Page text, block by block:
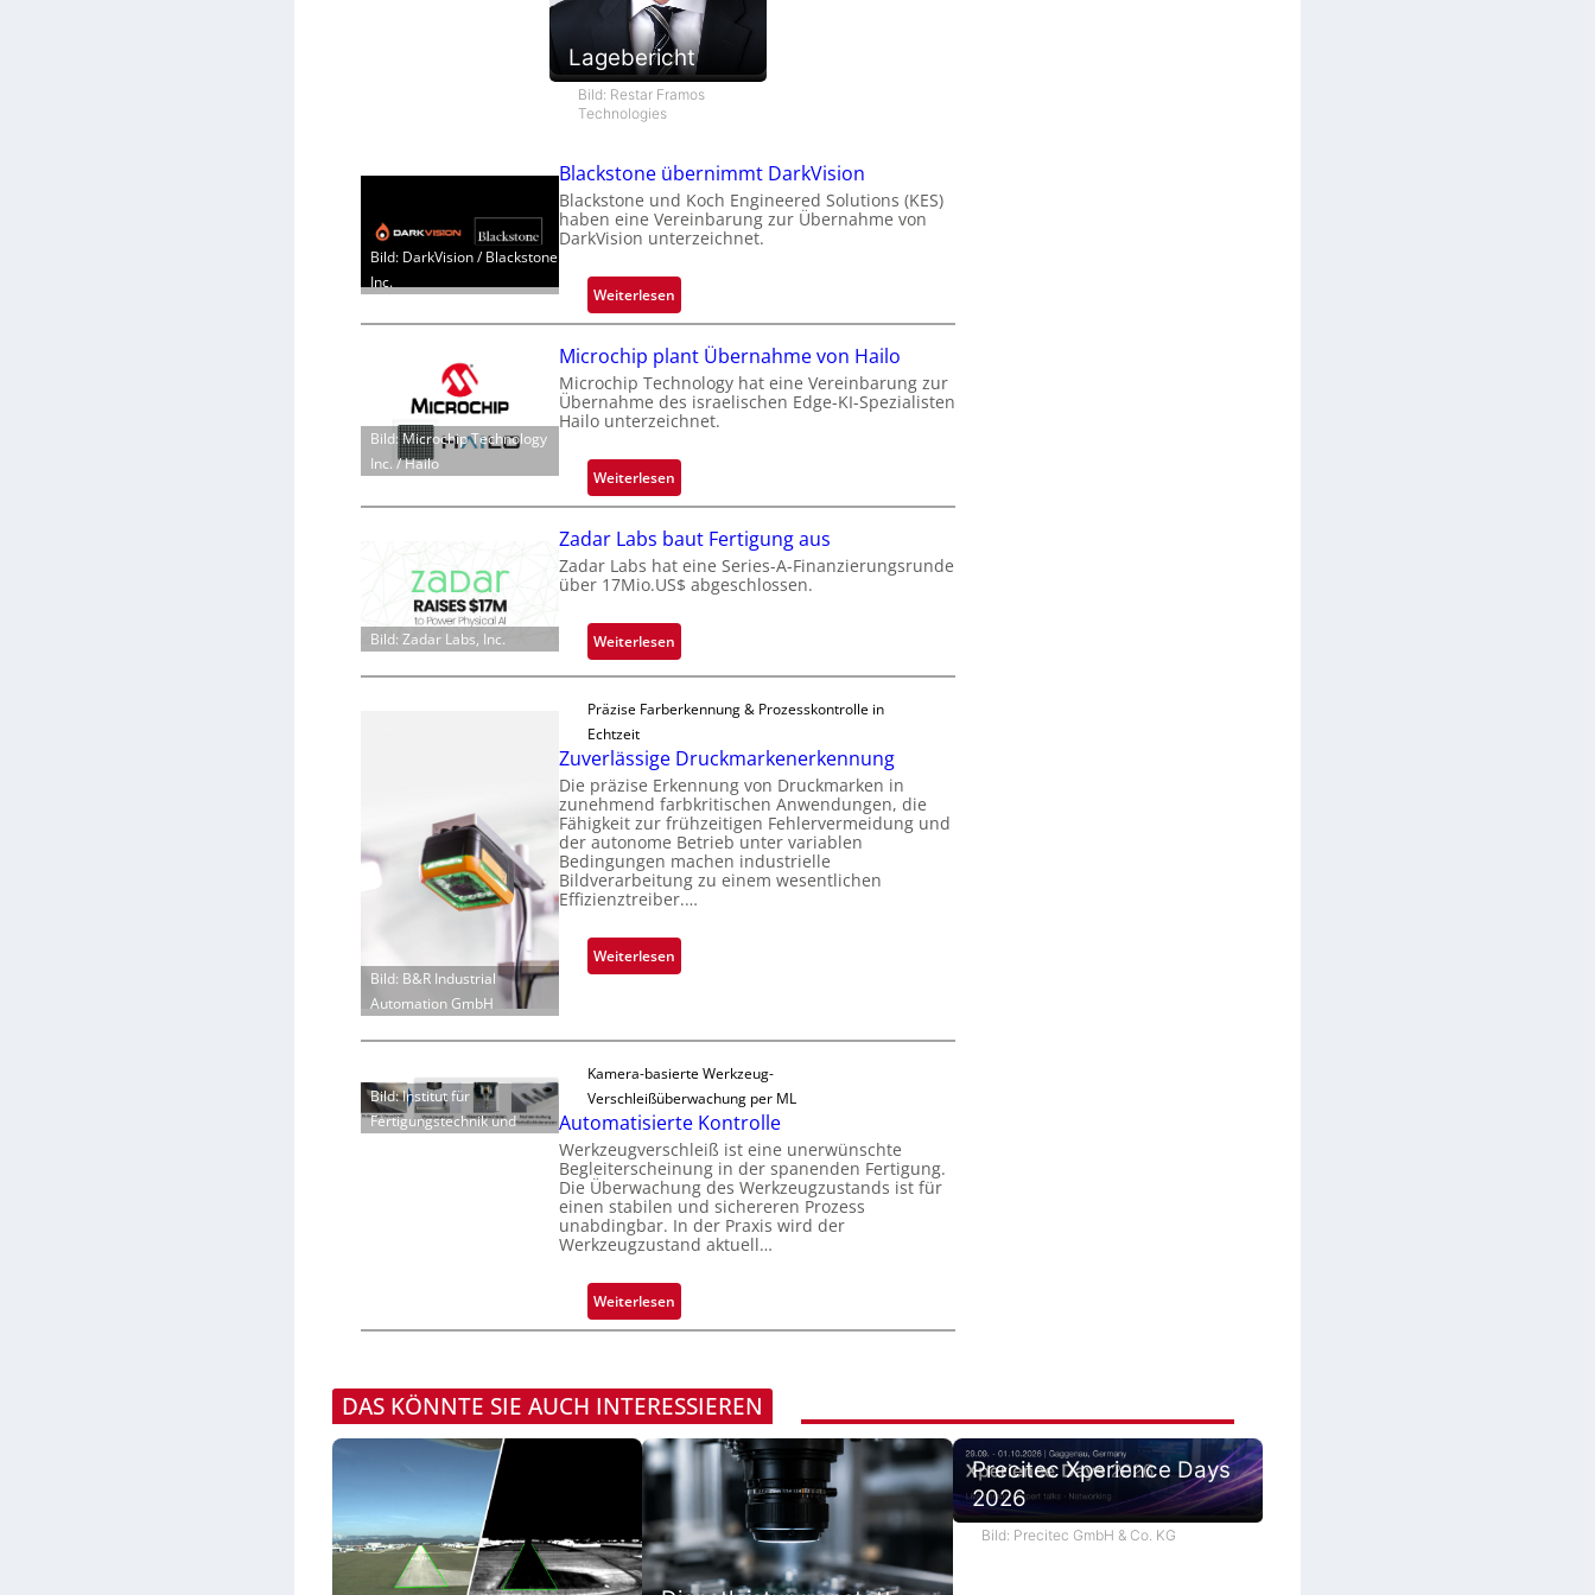
Lagebericht
Bild: Restar Framos
Technologies
Bild: DarkVision / Blackstone
Inc.
Blackstone übernimmt DarkVision
Blackstone und Koch Engineered Solutions (KES)
haben eine Vereinbarung zur Übernahme von
DarkVision unterzeichnet.
Weiterlesen:
B
a
c
k
o
e
ü
b
r
m
t
D
a
r
k
V
s
i
Bild: Microchip Technology
Inc. / Hailo
Microchip plant Übernahme von Hailo
Microchip Technology hat eine Vereinbarung zur
Übernahme des israelischen Edge-KI-Spezialisten
Hailo unterzeichnet.
Weiterlesen:
M
c
r
c
h
i
l
n
t
Ü
b
e
n
a
v
o
n
H
a
i
l
o
Bild: Zadar Labs, Inc.
Zadar Labs baut Fertigung aus
Zadar Labs hat eine Series-A-Finanzierungsrunde
über 17Mio.US$ abgeschlossen.
Weiterlesen:
Z
d
r
L
a
b
s
b
u
t
r
g
u
n
g
a
u
Bild: B&R Industrial
Automation GmbH
Präzise Farberkennung & Prozesskontrolle in
Echtzeit
Zuverlässige Druckmarkenerkennung
Die präzise Erkennung von Druckmarken in
zunehmend farbkritischen Anwendungen, die
Fähigkeit zur frühzeitigen Fehlervermeidung und
der autonome Betrieb unter variablen
Bedingungen machen industrielle
Bildverarbeitung zu einem wesentlichen
Effizienztreiber.…
Weiterlesen:
Z
r
l
ä
s
s
g
e
D
r
u
m
a
r
k
n
e
r
Bild: Institut für
Fertigungstechnik und
Kamera-basierte Werkzeug-
Verschleißüberwachung per ML
Automatisierte Kontrolle
Werkzeugverschleiß ist eine unerwünschte
Begleiterscheinung in der spanenden Fertigung.
Die Überwachung des Werkzeugzustands ist für
einen stabilen und sichereren Prozess
unabdingbar. In der Praxis wird der
Werkzeugzustand aktuell…
Weiterlesen:
A
o
m
a
t
s
i
e
DAS KÖNNTE SIE AUCH INTERESSIEREN
Precitec Xperience Days
2026
Bild: Precitec GmbH & Co. KG